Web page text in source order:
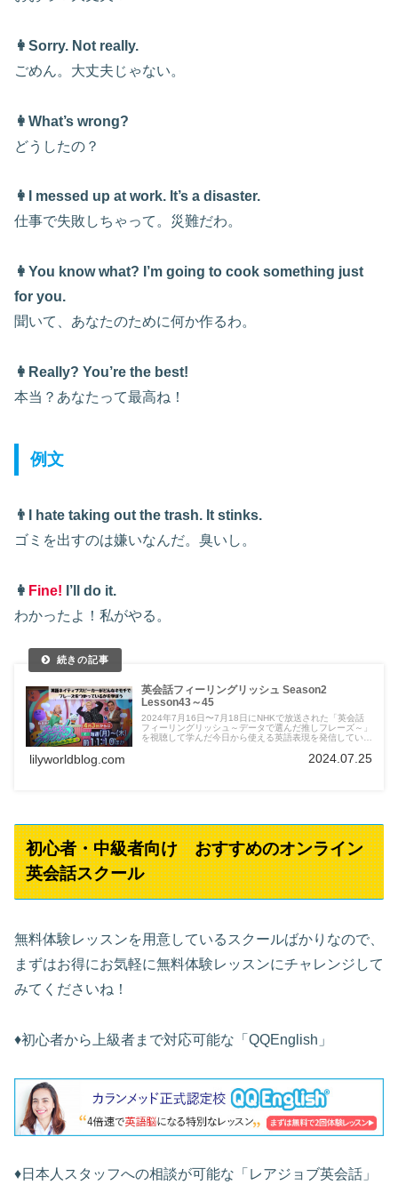
👩Sorry. Not really.
ごめん。大丈夫じゃない。
👩What’s wrong?
どうしたの？
👩I messed up at work. It’s a disaster.
仕事で失敗しちゃって。災難だわ。
👩You know what? I’m going to cook something just
for you.
聞いて、あなたのために何か作るわ。
👩Really? You’re the best!
本当？あなたって最高ね！
例文
👨I hate taking out the trash. It stinks.
ゴミを出すのは嫌いなんだ。臭いし。
👩 Fine! I’ll do it.
わかったよ！私がやる。
英会話フィーリングリッシュ Season2
Lesson43～45
2024年7月16日〜7月18日にNHKで放送された「英会話
フィーリングリッシュ～データで選んだ推しフレーズ～」
を視聴して学んだ今日から使える英語表現を発信していま
lilyworldblog.com 2024.07.25
初心者・中級者向け おすすめのオンライン
英会話スクール
無料体験レッスンを用意しているスクールばかりなので、
まずはお得にお気軽に無料体験レッスンにチャレンジして
みてくださいね！
♦︎初心者から上級者まで対応可能な「QQEnglish」
♦︎日本人スタッフへの相談が可能な「レアジョブ英会話」